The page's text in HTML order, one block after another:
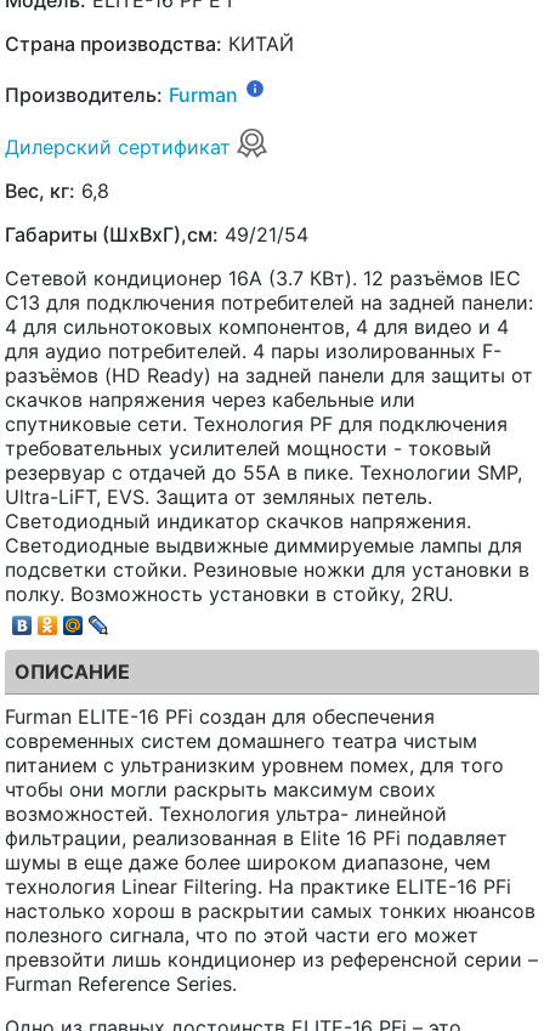
Страна производства: КИТАЙ
Производитель: Furman
Дилерский сертификат
Вес, кг: 6,8
Габариты (ШхВхГ),см: 49/21/54
Сетевой кондиционер 16А (3.7 КВт). 12 разъёмов IEC
C13 для подключения потребителей на задней панели:
4 для сильнотоковых компонентов, 4 для видео и 4
для аудио потребителей. 4 пары изолированных F-
разъёмов (HD Ready) на задней панели для защиты от
скачков напряжения через кабельные или
спутниковые сети. Технология PF для подключения
требовательных усилителей мощности - токовый
резервуар с отдачей до 55А в пике. Технологии SMP,
Ultra-LiFT, EVS. Защита от земляных петель.
Светодиодный индикатор скачков напряжения.
Светодиодные выдвижные диммируемые лампы для
подсветки стойки. Резиновые ножки для установки в
полку. Возможность установки в стойку, 2RU.
ОПИСАНИЕ
Furman ELITE-16 PFi создан для обеспечения
современных систем домашнего театра чистым
питанием с ультранизким уровнем помех, для того
чтобы они могли раскрыть максимум своих
возможностей. Технология ультра- линейной
фильтрации, реализованная в Elite 16 PFi подавляет
шумы в еще даже более широком диапазоне, чем
технология Linear Filtering. На практике ELITE-16 PFi
настолько хорош в раскрытии самых тонких нюансов
полезного сигнала, что по этой части его может
превзойти лишь кондиционер из референсной серии –
Furman Reference Series.